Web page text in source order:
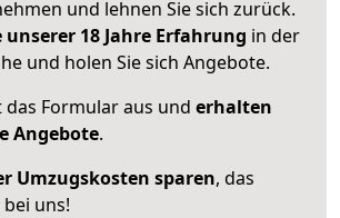
und lehnen Sie sich zurück.
unserer 18 Jahre Erfahrung in der
und holen Sie sich Angebote.
das Formular aus und erhalten
Angebote.
Umzugskosten sparen, das
uns!